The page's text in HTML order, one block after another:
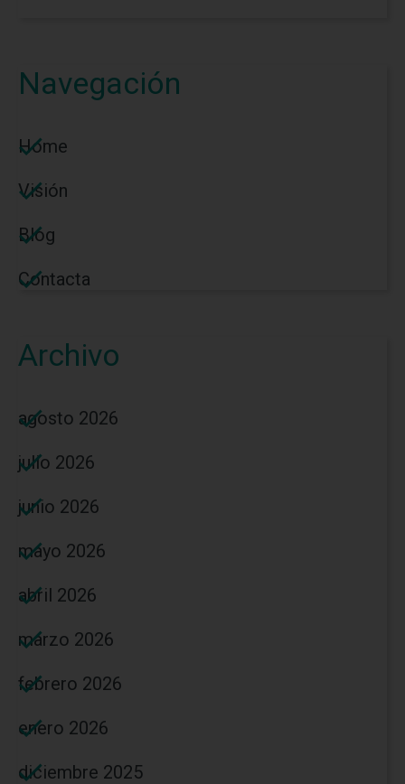
Navegación
Home
Visión
Blog
Contacta
Archivo
agosto 2026
julio 2026
junio 2026
mayo 2026
abril 2026
marzo 2026
febrero 2026
enero 2026
diciembre 2025